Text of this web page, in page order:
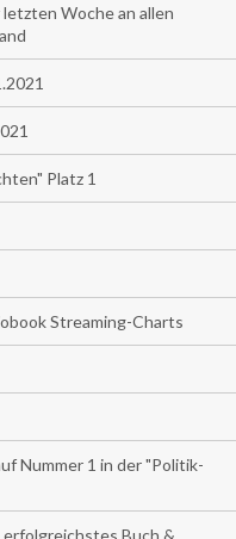
Woche an allen
Platz 1
Streaming-Charts
Nummer 1 in der "Politik-
Buch &